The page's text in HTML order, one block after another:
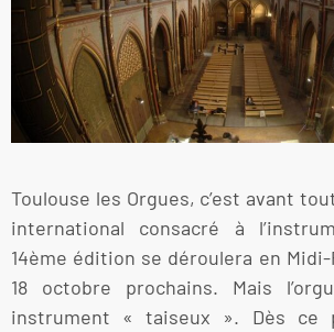
Toulouse les Orgues, c’est avant
international consacré à
14ème édition se déroulera en
18 octobre prochains. Mais
instrument « taiseux ». Dès ce